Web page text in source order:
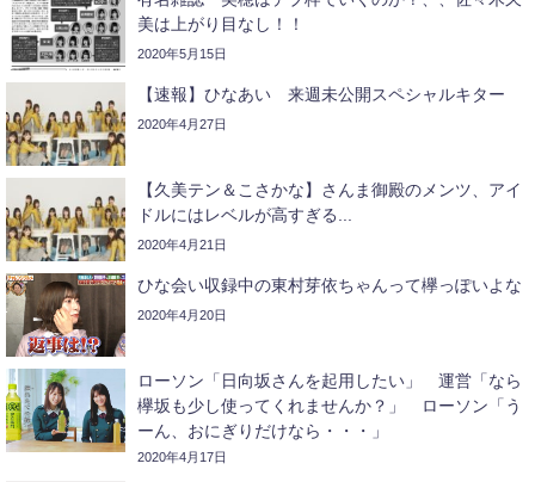
美は上がり目なし！！
2020年5月15日
【速報】ひなあい 来週未公開スペシャルキター
2020年4月27日
【久美テン＆こさかな】さんま御殿のメンツ、アイ
ドルにはレベルが高すぎる...
2020年4月21日
ひな会い収録中の東村芽依ちゃんって欅っぽいよな
2020年4月20日
ローソン「日向坂さんを起用したい」 運営「なら
欅坂も少し使ってくれませんか？」 ローソン「う
ーん、おにぎりだけなら・・・」
2020年4月17日